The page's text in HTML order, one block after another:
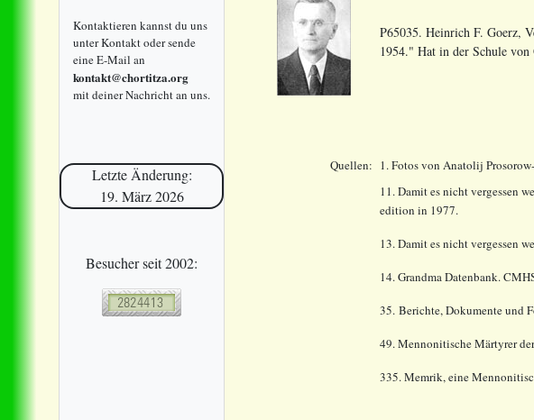
Kontaktieren kannst du uns
unter Kontakt oder sende
eine E-Mail an
kontakt@chortitza.org
mit deiner Nachricht an uns.
Letzte Änderung:
19. März 2026
Besucher seit 2002:
P65035. Heinrich F. Goerz,
1954." Hat in der Schule
Quellen: 1. Fotos von Anatolij
11. Damit es nicht vergessen
edition in 1977.
13. Damit es nicht vergessen
14.Grandma Datenbank.
35. Berichte, Dokumente und
49. Mennonitische Märtyrer
335. Memrik, eine